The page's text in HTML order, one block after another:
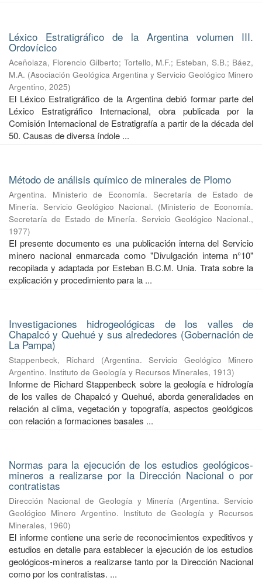
Léxico Estratigráfico de la Argentina volumen III.
Ordovícico
Aceñolaza, Florencio Gilberto; Tortello, M.F.; Esteban, S.B.; Báez,
M.A. (Asociación Geológica Argentina y Servicio Geológico Minero
Argentino, 2025)
El Léxico Estratigráfico de la Argentina debió formar parte del
Léxico Estratigráfico Internacional, obra publicada por la
Comisión Internacional de Estratigrafía a partir de la década del
50. Causas de diversa índole ...
Método de análisis químico de minerales de Plomo
Argentina. Ministerio de Economía. Secretaría de Estado de
Minería. Servicio Geológico Nacional. (Ministerio de Economía.
Secretaría de Estado de Minería. Servicio Geológico Nacional.,
1977)
El presente documento es una publicación interna del Servicio
minero nacional enmarcada como "Divulgación interna n°10"
recopilada y adaptada por Esteban B.C.M. Unia. Trata sobre la
explicación y procedimiento para la ...
Investigaciones hidrogeológicas de los valles de
Chapalcó y Quehué y sus alrededores (Gobernación de
La Pampa)
Stappenbeck, Richard (Argentina. Servicio Geológico Minero
Argentino. Instituto de Geología y Recursos Minerales, 1913)
Informe de Richard Stappenbeck sobre la geología e hidrología
de los valles de Chapalcó y Quehué, aborda generalidades en
relación al clima, vegetación y topografía, aspectos geológicos
con relación a formaciones basales ...
Normas para la ejecución de los estudios geológicos-
mineros a realizarse por la Dirección Nacional o por
contratistas
Dirección Nacional de Geología y Minería (Argentina. Servicio
Geológico Minero Argentino. Instituto de Geología y Recursos
Minerales, 1960)
El informe contiene una serie de reconocimientos expeditivos y
estudios en detalle para establecer la ejecución de los estudios
geológicos-mineros a realizarse tanto por la Dirección Nacional
como por los contratistas. ...